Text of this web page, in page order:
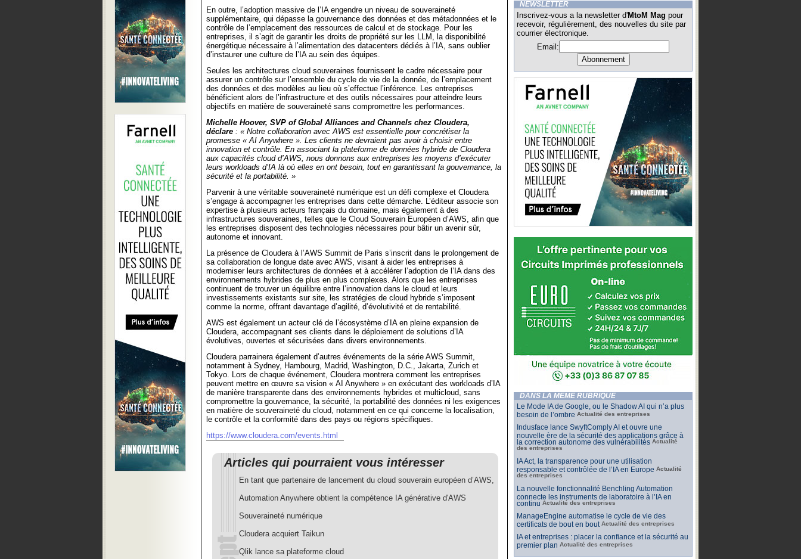
En outre, l’adoption massive de l’IA engendre un niveau de souveraineté
supplémentaire, qui dépasse la gouvernance des données et des métadonnées et le
contrôle de l’emplacement des ressources de calcul et de stockage. Pour les
entreprises, il s’agit de garantir les droits de propriété sur les LLM, la disponibilité
énergétique nécessaire à l’alimentation des datacenters dédiés à l’IA, sans oublier
d’instaurer une culture de l’IA au sein des équipes.
Seules les architectures cloud souveraines fournissent le cadre nécessaire pour
assurer un contrôle sur l’ensemble du cycle de vie de la donnée, de l’emplacement
des données et des modèles au lieu où s’effectue l’inférence. Les entreprises
bénéficient alors de l’infrastructure et des outils nécessaires pour atteindre leurs
objectifs en matière de souveraineté sans compromettre les performances.
Michelle Hoover, SVP of Global Alliances and Channels chez Cloudera,
déclare : « Notre collaboration avec AWS est essentielle pour concrétiser la
promesse « AI Anywhere ». Les clients ne devraient pas avoir à choisir entre
innovation et contrôle. En associant la plateforme de données hybride de Cloudera
aux capacités cloud d’AWS, nous donnons aux entreprises les moyens d’exécuter
leurs workloads d’IA là où elles en ont besoin, tout en garantissant la gouvernance, la
sécurité et la portabilité. »
Parvenir à une véritable souveraineté numérique est un défi complexe et Cloudera
s’engage à accompagner les entreprises dans cette démarche. L’éditeur associe son
expertise à plusieurs acteurs français du domaine, mais également à des
infrastructures souveraines, telles que le Cloud Souverain Européen d’AWS, afin que
les entreprises disposent des technologies nécessaires pour bâtir un avenir sûr,
autonome et innovant.
La présence de Cloudera à l’AWS Summit de Paris s’inscrit dans le prolongement de
sa collaboration de longue date avec AWS, visant à aider les entreprises à
moderniser leurs architectures de données et à accélérer l’adoption de l’IA dans des
environnements hybrides de plus en plus complexes. Alors que les entreprises
continuent de trouver un équilibre entre l’innovation dans le cloud et leurs
investissements existants sur site, les stratégies de cloud hybride s’imposent
comme la norme, offrant davantage d’agilité, d’évolutivité et de rentabilité.
AWS est également un acteur clé de l’écosystème d’IA en pleine expansion de
Cloudera, accompagnant ses clients dans le déploiement de solutions d’IA
évolutives, ouvertes et sécurisées dans divers environnements.
Cloudera parrainera également d’autres événements de la série AWS Summit,
notamment à Sydney, Hambourg, Madrid, Washington, D.C., Jakarta, Zurich et
Tokyo. Lors de chaque événement, Cloudera montrera comment les entreprises
peuvent mettre en œuvre sa vision « AI Anywhere » en exécutant des workloads d’IA
de manière transparente dans des environnements hybrides et multicloud, sans
compromettre la gouvernance, la sécurité, la portabilité des données ni les exigences
en matière de souveraineté du cloud, notamment en ce qui concerne la localisation,
le contrôle et la conformité dans des pays ou régions spécifiques.
https://www.cloudera.com/events.html
Articles qui pourraient vous intéresser
En tant que partenaire de lancement du cloud souverain européen d’AWS,
Automation Anywhere obtient la compétence IA générative d'AWS
Souveraineté numérique
Cloudera acquiert Taikun
Qlik lance sa plateforme cloud
NEWSLETTER
Inscrivez-vous a la newsletter d'MtoM Mag pour
recevoir, régulièrement, des nouvelles du site par
courrier électronique.
Email:
DANS LA MÊME RUBRIQUE
Le Mode IA de Google, ou le Shadow AI qui n’a plus
besoin de l’ombre Actualité des entreprises
Indusface lance SwyftComply AI et ouvre une
nouvelle ère de la sécurité des applications grâce à
la correction autonome des vulnérabilités Actualité
des entreprises
IA Act, la transparence pour une utilisation
responsable et contrôlée de l’IA en Europe Actualité
des entreprises
La nouvelle fonctionnalité Benchling Automation
connecte les instruments de laboratoire à l’IA en
continu Actualité des entreprises
ManageEngine automatise le cycle de vie des
certificats de bout en bout Actualité des entreprises
IA et entreprises : placer la confiance et la sécurité au
premier plan Actualité des entreprises